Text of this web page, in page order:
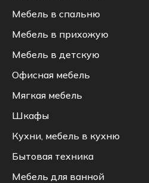
Мебель в спальню
Мебель в прихожую
Мебель в детскую
Офисная мебель
Мягкая мебель
Шкафы
Кухни, мебель в кухню
Бытовая техника
Мебель для ванной